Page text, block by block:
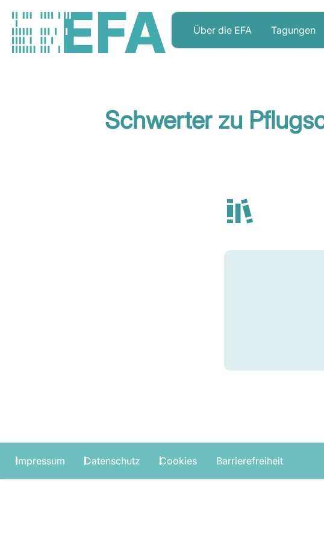
Über die EFA Tagungen
Schwerter zu
Impressum Datenschutz Cookies Barrierefreiheit